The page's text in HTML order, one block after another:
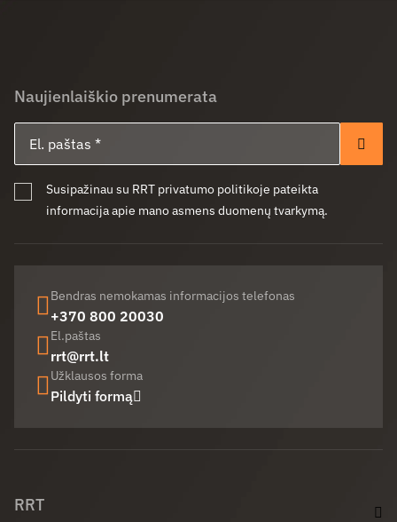
Naujienlaiškio prenumerata
Susipažinau su RRT privatumo politikoje pateikta
informacija apie mano asmens duomenų tvarkymą.
Bendras nemokamas informacijos telefonas
+370 800 20030
El.paštas
rrt@rrt.lt
Užklausos forma
Pildyti formą
RRT